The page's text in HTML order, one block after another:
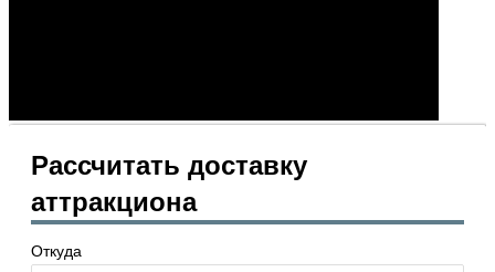
Рассчитать доставку
аттракциона
Откуда